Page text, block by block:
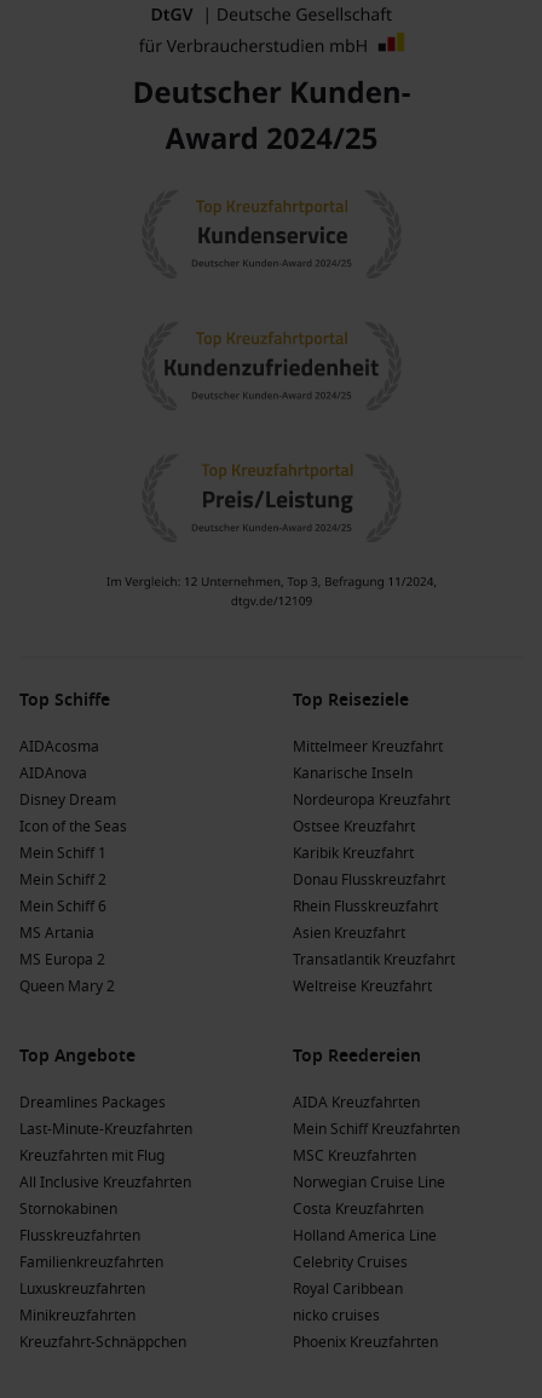
Top Schiffe
AIDAcosma
AIDAnova
Disney Dream
Icon of the Seas
Mein Schiff 1
Mein Schiff 2
Mein Schiff 6
MS Artania
MS Europa 2
Queen Mary 2
Top Reiseziele
Mittelmeer Kreuzfahrt
Kanarische Inseln
Nordeuropa Kreuzfahrt
Ostsee Kreuzfahrt
Karibik Kreuzfahrt
Donau Flusskreuzfahrt
Rhein Flusskreuzfahrt
Asien Kreuzfahrt
Transatlantik Kreuzfahrt
Weltreise Kreuzfahrt
Top Angebote
Dreamlines Packages
Last-Minute-Kreuzfahrten
Kreuzfahrten mit Flug
All Inclusive Kreuzfahrten
Stornokabinen
Flusskreuzfahrten
Familienkreuzfahrten
Luxuskreuzfahrten
Minikreuzfahrten
Kreuzfahrt-Schnäppchen
Top Reedereien
AIDA Kreuzfahrten
Mein Schiff Kreuzfahrten
MSC Kreuzfahrten
Norwegian Cruise Line
Costa Kreuzfahrten
Holland America Line
Celebrity Cruises
Royal Caribbean
nicko cruises
Phoenix Kreuzfahrten